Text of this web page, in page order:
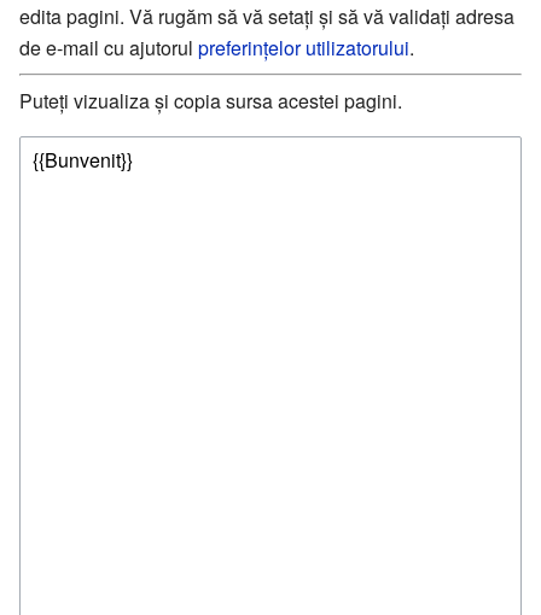
edita pagini. Vă rugăm să vă setați și să vă validați adresa
de e-mail cu ajutorul preferințelor utilizatorului.
Puteți vizualiza și copia sursa acestei pagini.